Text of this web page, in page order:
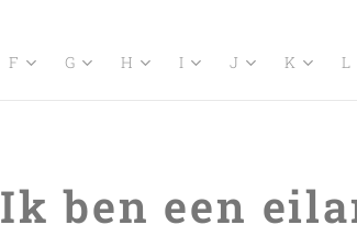
F G H I J K L
Ik ben een